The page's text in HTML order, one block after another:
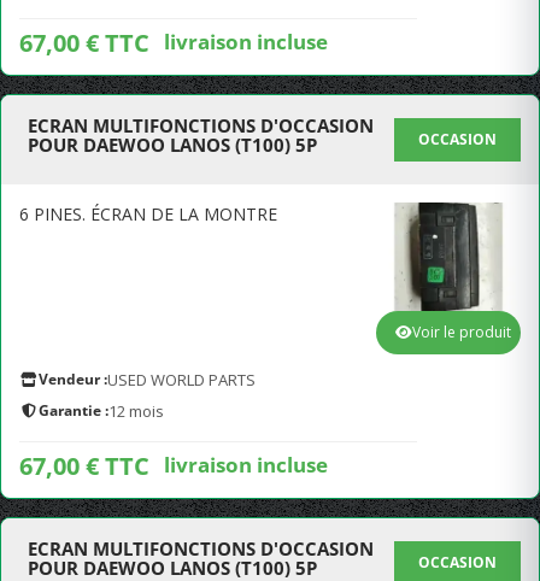
67,00 € TTC livraison incluse
ECRAN MULTIFONCTIONS D'OCCASION
POUR DAEWOO LANOS (T100) 5P
OCCASION
6 PINES. ÉCRAN DE LA MONTRE
Vendeur :USED WORLD PARTS
Garantie :12 mois
67,00 € TTC livraison incluse
Voir le produit
ECRAN MULTIFONCTIONS D'OCCASION
POUR DAEWOO LANOS (T100) 5P
OCCASION